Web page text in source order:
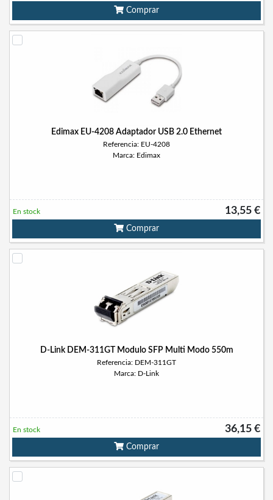
Comprar
Edimax EU-4208 Adaptador USB 2.0 Ethernet
Referencia: EU-4208
Marca: Edimax
13,55 €
En stock
Comprar
D-Link DEM-311GT Modulo SFP Multi Modo 550m
Referencia: DEM-311GT
Marca: D-Link
36,15 €
En stock
Comprar